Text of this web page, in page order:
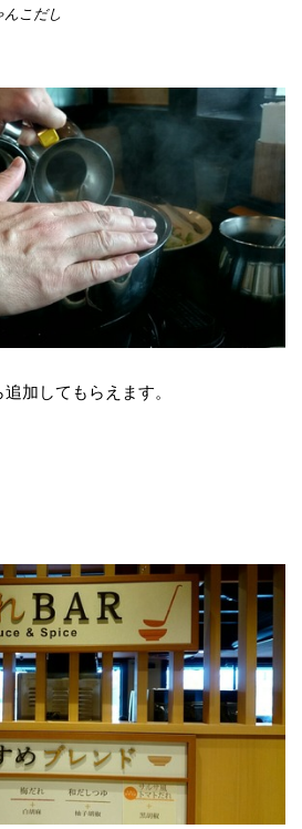
こだし
加してもらえます。